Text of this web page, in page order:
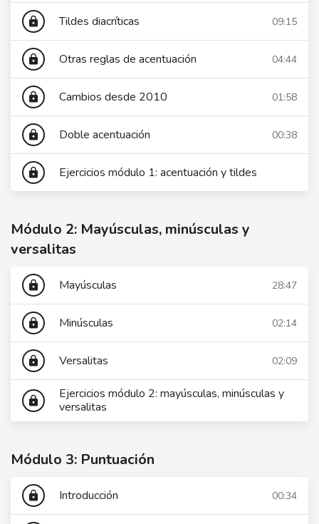
lock Tildes diacríticas 09:15
lock Otras reglas de acentuación 04:44
lock Cambios desde 2010 01:58
lock Doble acentuación 00:38
lock Ejercicios módulo 1: acentuación y tildes
Módulo 2: Mayúsculas, minúsculas y
versalitas
lock Mayúsculas 28:47
lock Minúsculas 02:14
lock Versalitas 02:09
lock
Ejercicios módulo 2: mayúsculas, minúsculas y
versalitas
Módulo 3: Puntuación
lock Introducción 00:34